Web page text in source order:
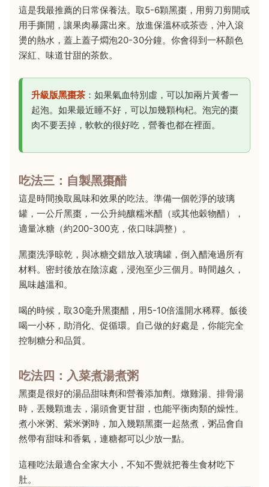
這是我最推薦的日常保養法。取5-6顆黑棗，用剪刀剪開或
用手撕開，讓果肉暴露出來。放進保溫杯或茶壺，沖入滾
燙的熱水，蓋上蓋子燜泡20-30分鐘。你會得到一杯顏色
深紅、味道甘甜的茶飲。
升級版黑棗茶 ：如果氣血特別虛，可以加兩片黃耆一
起泡。如果最近睡不好，可以加幾顆枸杞。泡完的棗
肉不要丟掉，軟軟的很好吃，營養也都在裡面。
吃法三：自製黑棗醋
這是時間換取風味和效果的吃法。準備一個乾淨的玻璃
罐，一公斤黑棗，一公升純釀糯米醋（或其他穀物醋），
適量冰糖（約200-300克，依口味調整）。
黑棗洗淨晾乾，與冰糖交錯放入玻璃罐，倒入醋淹過所有
材料。密封後放在陰涼處，浸泡至少三個月。時間越久，
風味越溫和。
喝的時候，取30毫升黑棗醋，用5-10倍溫開水稀釋。飯後
喝一小杯，助消化、促循環。自己做的好處是，你能完全
控制糖分和品質。
吃法四：入菜煮湯煮粥
黑棗是很好的湯品甜味劑和營養添加劑。燉雞湯、排骨湯
時，丟幾顆進去，湯頭會更甘甜，也能平衡肉類的燥性。
煮小米粥、紫米粥時，加入幾顆黑棗一起熬煮，粥品會自
然帶有甜味和香氣，連糖都可以少放一點。
這種吃法最適合全家大小，不知不覺就把養生食材吃下
肚。